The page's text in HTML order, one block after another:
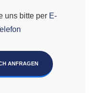
uns bitte per E-
ANFRAGEN